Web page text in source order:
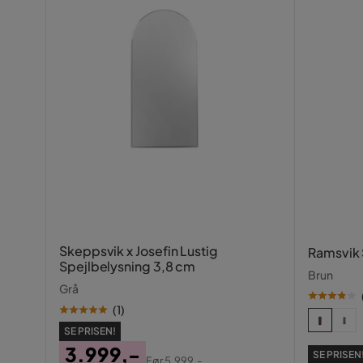
Skeppsvik x Josefin Lustig
Spejlbelysning 3,8 cm
Grå
(1)
SE PRISEN!
3.999,-
Brun
SE